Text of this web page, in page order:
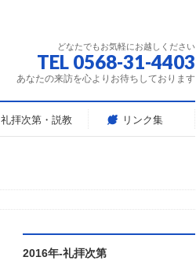
どなたでもお気軽にお越しください
TEL 0568-31-4403
あなたの来訪を心よりお待ちしております
礼拝次第・説教 リンク集
2016年-礼拝次第